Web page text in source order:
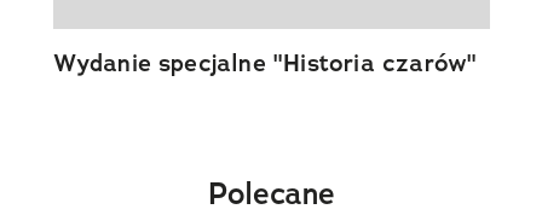
Wydanie specjalne "Historia czarów"
Polecane